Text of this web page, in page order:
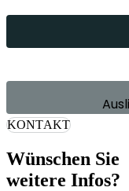
KONTAKT
Wünschen Sie
weitere Infos?